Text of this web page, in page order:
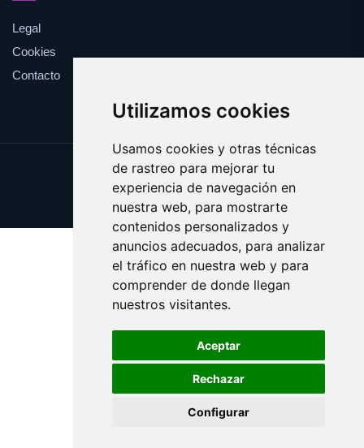
Utilizamos cookies
Usamos cookies y otras técnicas
de rastreo para mejorar tu
experiencia de navegación en
nuestra web, para mostrarte
contenidos personalizados y
anuncios adecuados, para analizar
el tráfico en nuestra web y para
comprender de donde llegan
nuestros visitantes.
Aceptar
Rechazar
Configurar
Legal
Cookies
Contacto
Update cookies preferences
Copyright © 2025 parrafo.es